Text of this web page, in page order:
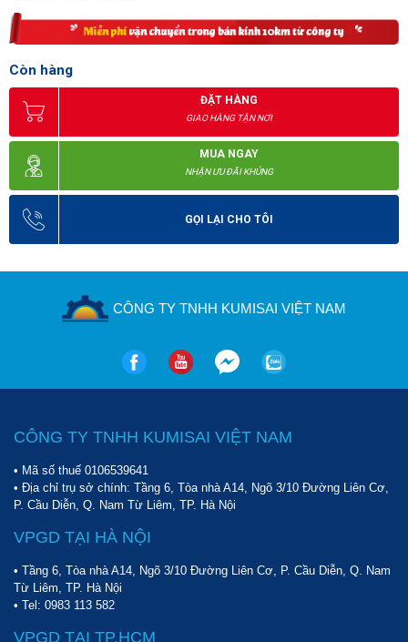
Còn hàng
ĐẶT HÀNG
GIAO HÀNG TẬN NƠI
MUA NGAY
NHẬN ƯU ĐÃI KHỦNG
GỌI LẠI CHO TÔI
CÔNG TY TNHH KUMISAI VIỆT NAM
CÔNG TY TNHH KUMISAI VIỆT NAM
• Mã số thuế 0106539641
• Địa chỉ trụ sở chính: Tầng 6, Tòa nhà A14, Ngõ 3/10 Đường Liên Cơ,
P. Cầu Diễn, Q. Nam Từ Liêm, TP. Hà Nội
VPGD TẠI HÀ NỘI
• Tầng 6, Tòa nhà A14, Ngõ 3/10 Đường Liên Cơ, P. Cầu Diễn, Q. Nam
Từ Liêm, TP. Hà Nội
• Tel: 0983 113 582
VPGD TẠI TP.HCM